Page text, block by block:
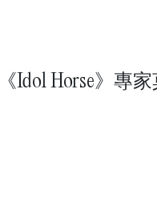
《Idol Horse》專